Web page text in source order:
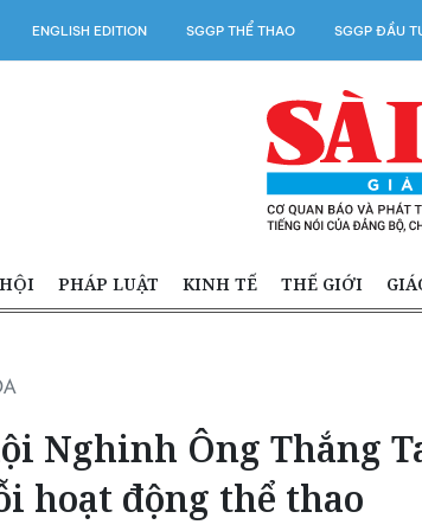
ENGLISH EDITION SGGP THỂ THAO SGGP ĐẦU
PHÁP LUẬT KINH TẾ THẾ GIỚI
Nghinh Ông Thắng
hoạt động thể thao